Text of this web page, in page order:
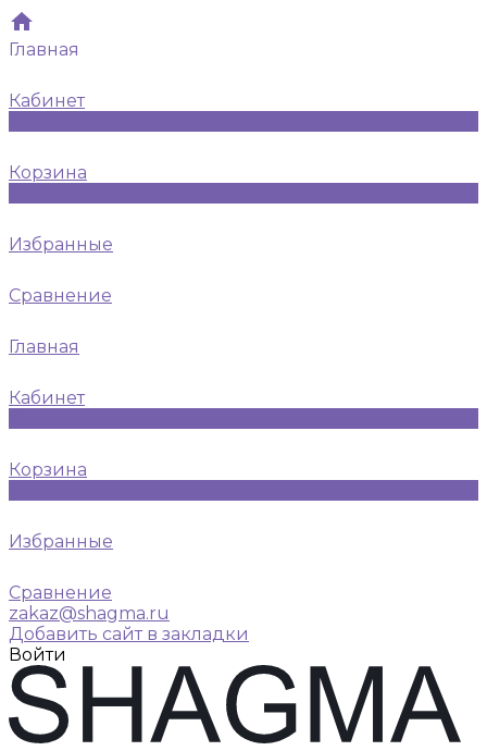
Главная
Кабинет
Корзина
Избранные
Сравнение
Главная
Кабинет
Корзина
Избранные
Сравнение
zakaz@shagma.ru
Добавить сайт в закладки
Войти